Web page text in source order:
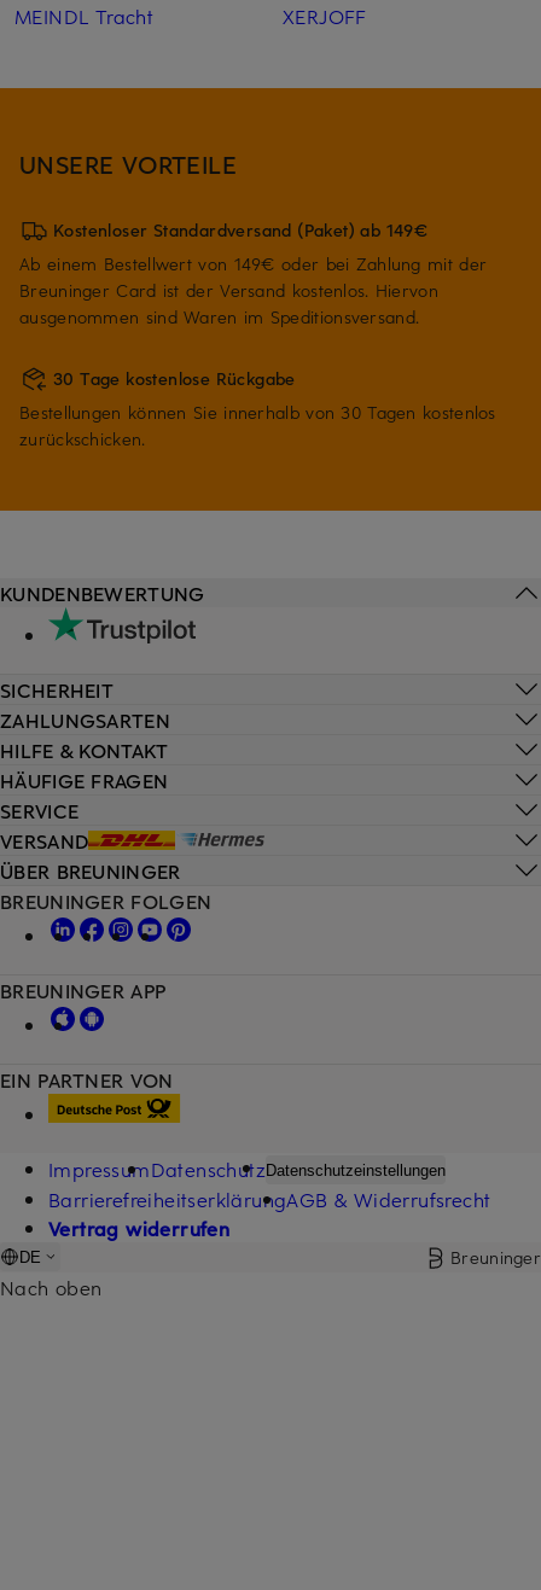
MEINDL Tracht
XERJOFF
UNSERE VORTEILE
Kostenloser Standardversand (Paket) ab 149€
Ab einem Bestellwert von 149€ oder bei Zahlung mit der
Breuninger Card ist der Versand kostenlos. Hiervon
ausgenommen sind Waren im Speditionsversand.
30 Tage kostenlose Rückgabe
Bestellungen können Sie innerhalb von 30 Tagen kostenlos
zurückschicken.
HILFE & KONTAKT
HÄUFIGE FRAGEN
SERVICE
VERSAND
KUNDENBEWERTUNG
SICHERHEIT
ZAHLUNGSARTEN
ÜBER BREUNINGER
EIN PARTNER VON
BREUNINGER FOLGEN
BREUNINGER APP
ImpressumDatenschutz Datenschutzeinstellungen
BarrierefreiheitserklärungAGB & Widerrufsrecht
Vertrag widerrufen
DE Breuninger
Nach oben